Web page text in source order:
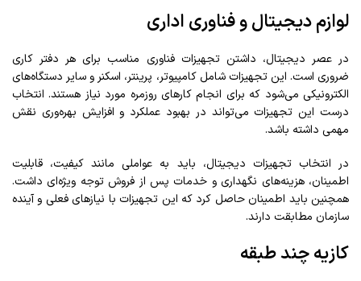
لوازم دیجیتال و فناوری اداری
در عصر دیجیتال، داشتن تجهیزات فناوری مناسب برای هر دفتر کاری
ضروری است. این تجهیزات شامل کامپیوتر، پرینتر، اسکنر و سایر دستگاه‌های
الکترونیکی می‌شود که برای انجام کارهای روزمره مورد نیاز هستند. انتخاب
درست این تجهیزات می‌تواند در بهبود عملکرد و افزایش بهره‌وری نقش
مهمی داشته باشد.
در انتخاب تجهیزات دیجیتال، باید به عواملی مانند کیفیت، قابلیت
اطمینان، هزینه‌های نگهداری و خدمات پس از فروش توجه ویژه‌ای داشت.
همچنین باید اطمینان حاصل کرد که این تجهیزات با نیازهای فعلی و آینده
سازمان مطابقت دارند.
کازیه چند طبقه